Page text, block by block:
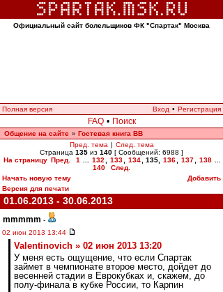
Официальный сайт болельщиков ФК "Спартак" Москва
Полная версия Вход • Регистрация
FAQ • Поиск
Общение на сайте » Гостевая книга ВВ
Пред. тема | След. тема
Страница 135 из 140 [ Сообщений: 6988 ]
На страницу Пред. 1 132 133 134 135, 136 137 138
140
След.
Начать новую тему
Добавить
Версия для печати
01.06.2013 - 30.06.2013
mmmmm -
02 июн 2013 13:44
Valentinovich » 02 июн 2013 13:20
У меня есть ощущение, что если Спартак
займет в чемпионате второе место, дойдет до
весенней стадии в Еврокубках и, скажем, до
полу-финала в кубке России, то Карпин